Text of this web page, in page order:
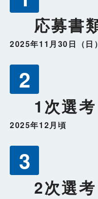
応募書
2025年11月30日（日
2
1次選考
2025年12月頃
3
2次選